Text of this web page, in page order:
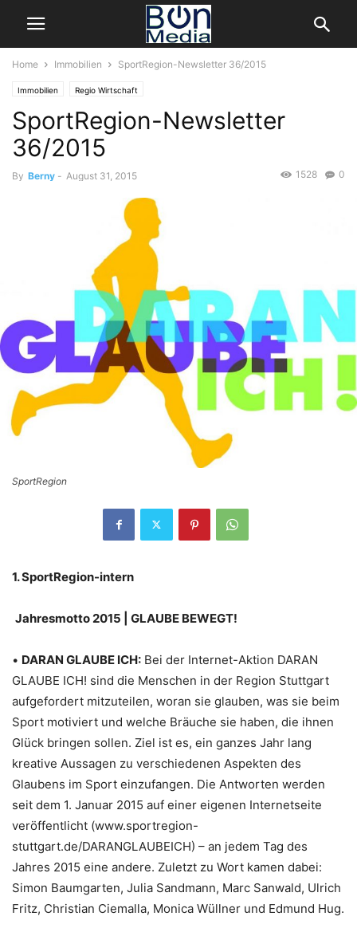
Home Immobilien SportRegion-Newsletter 36/2015
Immobilien Regio Wirtschaft
SportRegion-Newsletter
36/2015
By Berny - August 31, 2015 0
1528
SportRegion
1. SportRegion-intern
Jahresmotto 2015 | GLAUBE BEWEGT!
• DARAN GLAUBE ICH: Bei der Internet-Aktion DARAN
GLAUBE ICH! sind die Menschen in der Region Stuttgart
aufgefordert mitzuteilen, woran sie glauben, was sie beim
Sport motiviert und welche Bräuche sie haben, die ihnen
Glück bringen sollen. Ziel ist es, ein ganzes Jahr lang
kreative Aussagen zu verschiedenen Aspekten des
Glaubens im Sport einzufangen. Die Antworten werden
seit dem 1. Januar 2015 auf einer eigenen Internetseite
veröffentlicht (www.sportregion-
stuttgart.de/DARANGLAUBEICH) – an jedem Tag des
Jahres 2015 eine andere. Zuletzt zu Wort kamen dabei:
Simon Baumgarten, Julia Sandmann, Marc Sanwald, Ulrich
Fritz, Christian Ciemalla, Monica Wüllner und Edmund Hug.